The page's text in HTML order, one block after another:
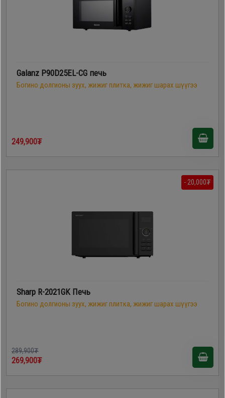
Galanz P90D25EL-CG печь
Богино долгионы зуух, жижиг плитка, жижиг шарах шүүгээ
249,900₮
- 20,000₮
Sharp R-2021GK Печь
Богино долгионы зуух, жижиг плитка, жижиг шарах шүүгээ
289,900₮
269,900₮